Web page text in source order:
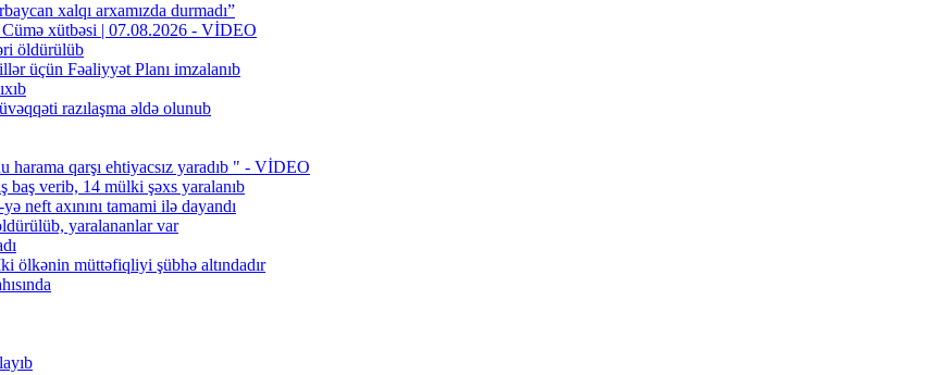
xalqı arxamızda durmadı”
Cümə xütbəsi | 07.08.2026 - VİDEO
öldürülüb
üçün Fəaliyyət Planı imzalanıb
razılaşma əldə olunub
qarşı ehtiyacsız yaradıb " - VİDEO
baş verib, 14 mülki şəxs yaralanıb
neft axınını tamami ilə dayandı
yaralananlar var
ölkənin müttəfiqliyi şübhə altındadır